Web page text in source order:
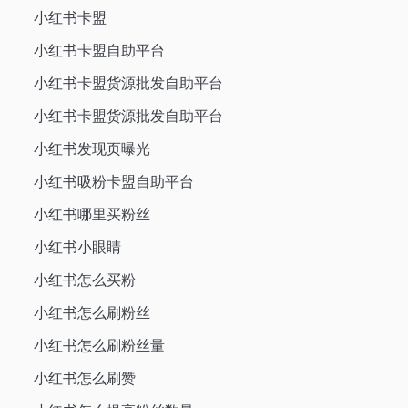
小红书卡盟
小红书卡盟自助平台
小红书卡盟货源批发自助平台
小红书卡盟货源批发自助平台
小红书发现页曝光
小红书吸粉卡盟自助平台
小红书哪里买粉丝
小红书小眼睛
小红书怎么买粉
小红书怎么刷粉丝
小红书怎么刷粉丝量
小红书怎么刷赞